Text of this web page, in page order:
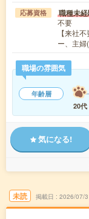
応募資格 職種未
不要
【来社
ー、主
職場の雰囲気
年齢層
20代
気になる!
未読 掲載日 2026/07/